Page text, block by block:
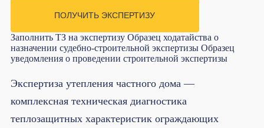
ПОЛУЧИТЬ ЭКСПЕРТИЗУ
Заполнить ТЗ на экспертизу Образец ходатайства о
назначении судебно-строительной экспертизы Образец
уведомления о проведении строительной экспертизы
Экспертиза утепления частного дома —
комплексная техническая диагностика
теплозащитных характеристик ограждающих